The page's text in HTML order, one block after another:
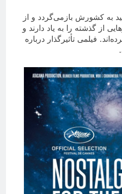
به کشورش بازمی‌گردد و از
از گذشته را به یاد دارند و
فیلمی تأثیرگذار درباره